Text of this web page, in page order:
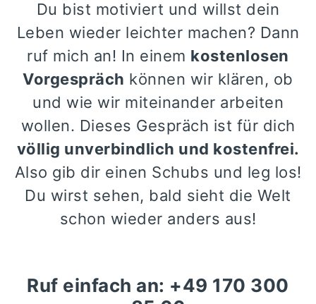
Du bist motiviert und willst dein
Leben wieder leichter machen? Dann
ruf mich an! In einem kostenlosen
Vorgespräch können wir klären, ob
und wie wir miteinander arbeiten
wollen. Dieses Gespräch ist für dich
völlig unverbindlich und kostenfrei.
Also gib dir einen Schubs und leg los!
Du wirst sehen, bald sieht die Welt
schon wieder anders aus!
Ruf einfach an: +49 170 300